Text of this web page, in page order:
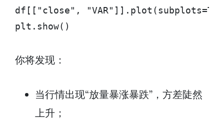
df[["close",
plt.show()
你将发现：
当行情出现“放量暴涨暴跌”，方差陡然
上升；